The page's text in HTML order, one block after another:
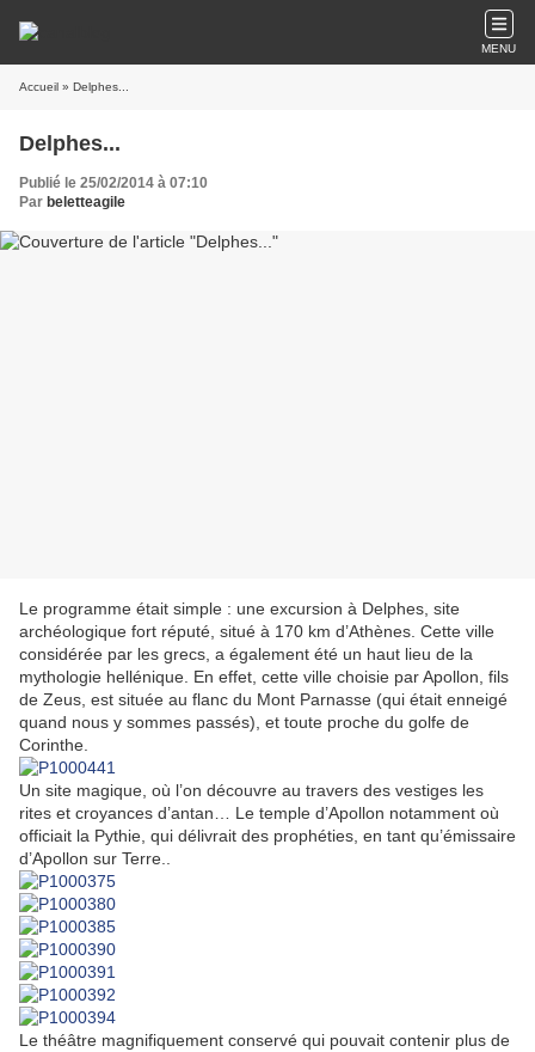
MENU
Accueil » Delphes...
Delphes...
Publié le 25/02/2014 à 07:10
Par beletteagile
Le programme était simple : une excursion à Delphes, site
archéologique fort réputé, situé à 170 km d’Athènes. Cette ville
considérée par les grecs, a également été un haut lieu de la
mythologie hellénique. En effet, cette ville choisie par Apollon, fils
de Zeus, est située au flanc du Mont Parnasse (qui était enneigé
quand nous y sommes passés), et toute proche du golfe de
Corinthe.
Un site magique, où l’on découvre au travers des vestiges les
rites et croyances d’antan… Le temple d’Apollon notamment où
officiait la Pythie, qui délivrait des prophéties, en tant qu’émissaire
d’Apollon sur Terre..
Le théâtre magnifiquement conservé qui pouvait contenir plus de